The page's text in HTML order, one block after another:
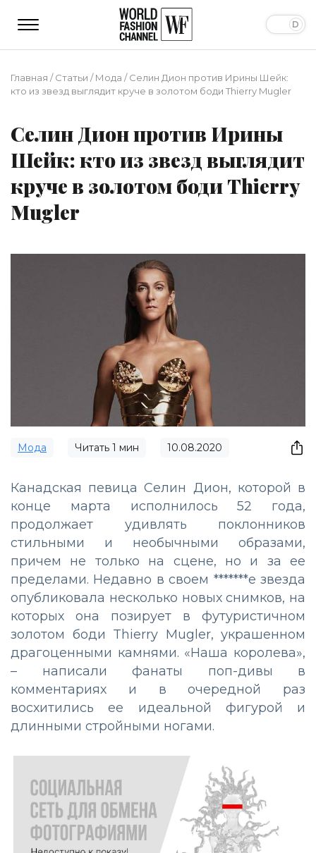
Главная /Статьи /Мода /Селин Дион против Ирины Шейк:
кто из звезд выглядит круче в золотом боди Thierry Mugler
Селин Дион против Ирины
Шейк: кто из звезд выглядит
круче в золотом боди Thierry
Mugler
Мода Читать 1 мин 10.08.2020
Канадская певица Селин Дион, которой в
конце марта исполнилось 52 года,
продолжает удивлять поклонников
стильными и необычными образами,
причем не только на сцене, но и за ее
пределами. Недавно в своем *******е звезда
опубликовала несколько новых снимков, на
которых она позирует в футуристичном
золотом боди Thierry Mugler, украшенном
драгоценными камнями. «Наша королева»,
– написали фанаты поп-дивы в
комментариях и в очередной раз
восхитились ее идеальной фигурой и
длинными стройными ногами.